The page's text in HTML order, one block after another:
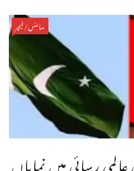
سائنس/فیچر
رسائی میں نمایاں